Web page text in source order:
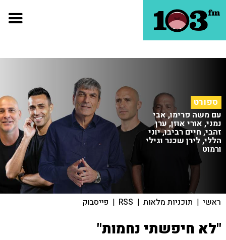
ספורט
עם משה פרימו, אבי
נמני, אורי אוזן, ערן
זהבי, חיים רביבו, יוני
הללי, לירן שכנר וגילי
ורמוט
ראשי | תוכניות מלאות |
RSS
| פייסבוק
"לא חיפשתי נחמות"